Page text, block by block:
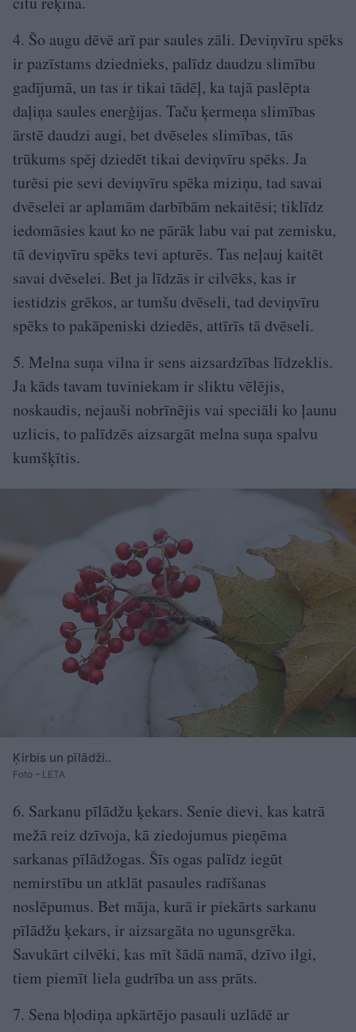
4. Šo augu dēvē arī par saules zāli. Deviņvīru spēks
ir pazīstams dziednieks, palīdz daudzu slimību
gadījumā, un tas ir tikai tādēļ, ka tajā paslēpta
daļiņa saules enerģijas. Taču ķermeņa slimības
ārstē daudzi augi, bet dvēseles slimības, tās
trūkums spēj dziedēt tikai deviņvīru spēks. Ja
turēsi pie sevi deviņvīru spēka miziņu, tad savai
dvēselei ar aplamām darbībām nekaitēsi; tiklīdz
iedomāsies kaut ko ne pārāk labu vai pat zemisku,
tā deviņvīru spēks tevi apturēs. Tas neļauj kaitēt
savai dvēselei. Bet ja līdzās ir cilvēks, kas ir
iestidzis grēkos, ar tumšu dvēseli, tad deviņvīru
spēks to pakāpeniski dziedēs, attīrīs tā dvēseli.
5. Melna suņa vilna ir sens aizsardzības līdzeklis.
Ja kāds tavam tuviniekam ir sliktu vēlējis,
noskaudis, nejauši nobrīnējis vai speciāli ko ļaunu
uzlicis, to palīdzēs aizsargāt melna suņa spalvu
kumšķītis.
Ķirbis un pīlādži..
Foto – LETA
6. Sarkanu pīlādžu ķekars. Senie dievi, kas katrā
mežā reiz dzīvoja, kā ziedojumus pieņēma
sarkanas pīlādžogas. Šīs ogas palīdz iegūt
nemirstību un atklāt pasaules radīšanas
noslēpumus. Bet māja, kurā ir piekārts sarkanu
pīlādžu ķekars, ir aizsargāta no ugunsgrēka.
Savukārt cilvēki, kas mīt šādā namā, dzīvo ilgi,
tiem piemīt liela gudrība un ass prāts.
7. Sena bļodiņa apkārtējo pasauli uzlādē ar